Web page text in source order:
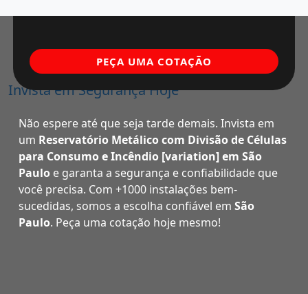
Invista em Segurança Hoje
Não espere até que seja tarde demais. Invista em
um Reservatório Metálico com Divisão de Células
para Consumo e Incêndio [variation] em São
Paulo e garanta a segurança e confiabilidade que
você precisa. Com +1000 instalações bem-
sucedidas, somos a escolha confiável em São
Paulo. Peça uma cotação hoje mesmo!
PEÇA UMA COTAÇÃO